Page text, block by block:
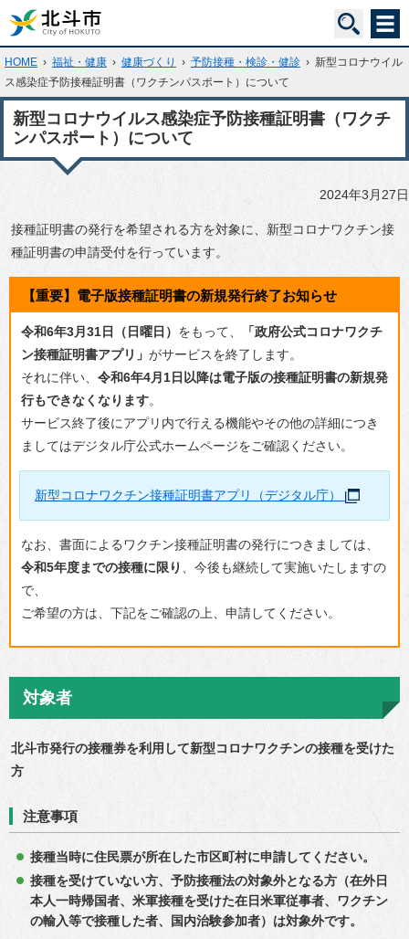
HOME › 福祉・健康 › 健康づくり › 予防接種・検診・健診 › 新型コロナウイル
ス感染症予防接種証明書（ワクチンパスポート）について
新型コロナウイルス感染症予防接種証明書（ワクチ
ンパスポート）について
2024年3月27日
接種証明書の発行を希望される方を対象に、新型コロナワクチン接
種証明書の申請受付を行っています。
【重要】 電子版接種証明書の新規発行終了お知らせ
令和6年3月31日（日曜日） をもって、
「政府公式コロナワクチ
ン接種証明書アプリ」 がサービスを終了します。
それに伴い、 令和6年4月1日以降は電子版の接種証明書の新規発
行もできなくなります。
サービス終了後にアプリ内で行える機能やその他の詳細につき
ましてはデジタル庁公式ホームページをご確認ください。
新型コロナワクチン接種証明書アプリ（デジタル庁）
なお、書面によるワクチン接種証明書の発行につきましては、
令和5年度までの接種に限り
、今後も継続して実施いたしますの
で、
ご希望の方は、下記をご確認の上、申請してください。
対象者
北斗市発行の接種券を利用して新型コロナワクチンの接種を受けた
方
注意事項
接種当時に住民票が所在した市区町村に申請してください。
接種を受けていない方、予防接種法の対象外となる方（在外日
本人一時帰国者、米軍接種を受けた在日米軍従事者、ワクチン
の輸入等で接種した者、国内治験参加者）は対象外です。